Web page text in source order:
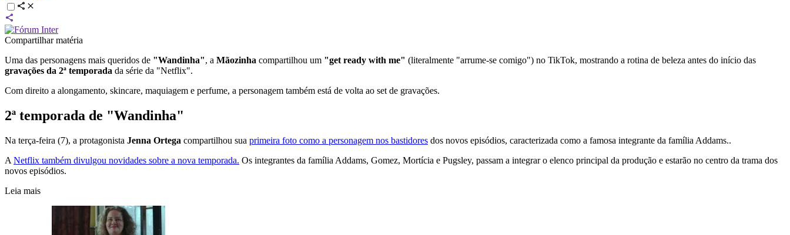
Compartilhar matéria
Uma das personagens mais queridos de "Wandinha", a Mãozinha compartilhou um "get ready with me" (literalmente "arrume-se comigo") no TikTok, mostrando a rotina de beleza antes do início das
gravações da 2ª temporada da série da "Netflix".
Com direito a alongamento, skincare, maquiagem e perfume, a personagem também está de volta ao set de gravações.
2ª temporada de "Wandinha"
Na terça-feira (7), a protagonista Jenna Ortega compartilhou sua primeira foto como a personagem nos bastidores dos novos episódios, caracterizada como a famosa integrante da família Addams..
A Netflix também divulgou novidades sobre a nova temporada. Os integrantes da família Addams, Gomez, Mortícia e Pugsley, passam a integrar o elenco principal da produção e estarão no centro da trama dos
novos episódios.
Leia mais